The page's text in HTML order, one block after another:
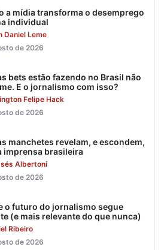
a mídia transforma o desemprego
individual
Daniel Leme
de 2026
bets estão fazendo no Brasil não
E o jornalismo com isso?
Felipe Hack
de 2026
manchetes revelam, e escondem,
imprensa brasileira
Albertoni
de 2026
o futuro do jornalismo segue
(e mais relevante do que nunca)
Ribeiro
de 2026